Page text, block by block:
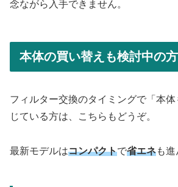
念ながら入手できません。
本体の買い替えも検討中の方
フィルター交換のタイミングで「本
じている方は、こちらもどうぞ。
最新モデルはコンパクトで省エネも進